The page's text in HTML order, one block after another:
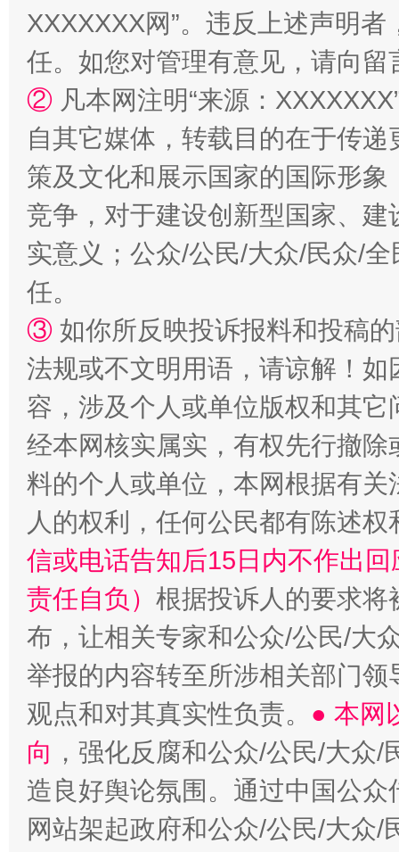
国家大学科技园优化重塑工作
扯下公款旅游的“隐身衣” 如何以
XXXXXXX网”。违反上述声明
任。如您对管理有意见，请向
② 凡本网注明“来源：
自其它媒体，转载目的在于传
策及文化和展示国家的国际形
竞争，对于建设创新型国家、
实意义；公众/公民/大众/民众/
任。
③ 如你所反映投诉报料和投稿
法规或不文明用语，请谅解！
容，涉及个人或单位版权和其它
经本网核实属实，有权先行撤
料的个人或单位，本网根据有
人的权利，任何公民都有陈述
信或电话告知后15日内不作出
责任自负） 根据投诉人的要求将
布，让相关专家和公众/公民/大
举报的内容转至所涉相关部门
观点和对其真实性负责。 ● 本网
向 ，强化反腐和公众/公民/大众
造良好舆论氛围。通过中国公
网站架起政府和公众/公民/大众